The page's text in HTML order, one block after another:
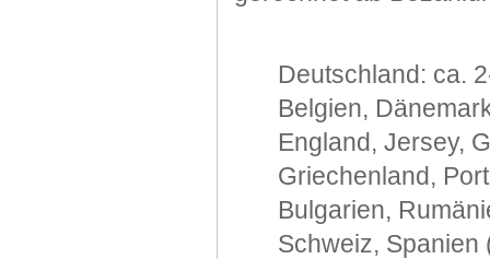
Deutschland: ca.
Belgien,
England, Jersey,
Griechenland,
Bulgarien,
Schweiz, Spanien